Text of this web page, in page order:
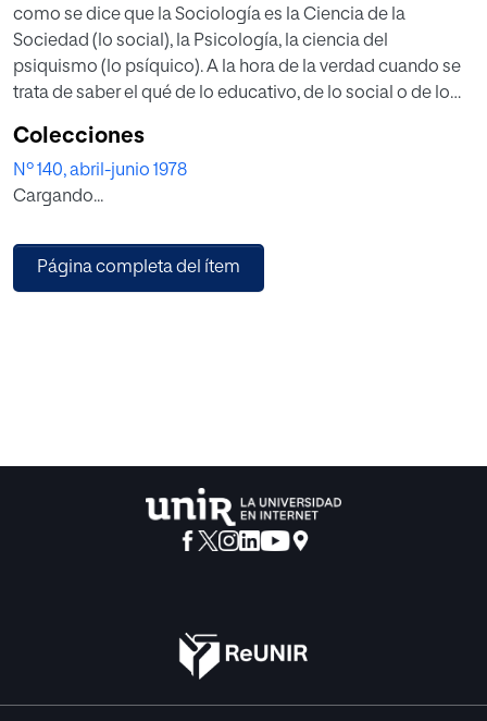
como se dice que la Sociología es la Ciencia de la
Sociedad (lo social), la Psicología, la ciencia del
psiquismo (lo psíquico). A la hora de la verdad cuando se
trata de saber el qué de lo educativo, de lo social o de lo
Precisamente, por ello -en cuanto limitación y
posibilidad-, existen las Ciencias. El hombre necesita
hacer ciencia, conocer en progresiva exactitud y
¿Qué es lo educativo? Aún cuando aquí funcionásemos
dentro de la exigencia de qué es lo «educativo», como de
Colecciones
Nº 140, abril-junio 1978
Cargando...
Página completa del ítem